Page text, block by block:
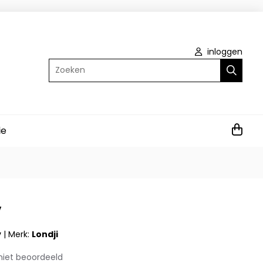
inloggen
Zoeken
|Merk: Londji
beoordeeld